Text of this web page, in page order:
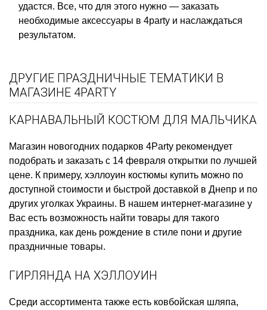
удастся. Все, что для этого нужно — заказать
необходимые аксессуары в 4party и наслаждаться
результатом.
ДРУГИЕ ПРАЗДНИЧНЫЕ ТЕМАТИКИ В
МАГАЗИНЕ 4PARTY
КАРНАВАЛЬНЫЙ КОСТЮМ ДЛЯ МАЛЬЧИКА
Магазин новогодних подарков 4Party рекомендует
подобрать и заказать с 14 февраля открытки по лучшей
цене. К примеру, хэллоуин костюмы купить можно по
доступной стоимости и быстрой доставкой в Днепр и по
других уголках Украины. В нашем интернет-магазине у
Вас есть возможность найти товары для такого
праздника, как день рождение в стиле пони и другие
праздничные товары.
ГИРЛЯНДА НА ХЭЛЛОУИН
Среди ассортимента также есть ковбойская шляпа,